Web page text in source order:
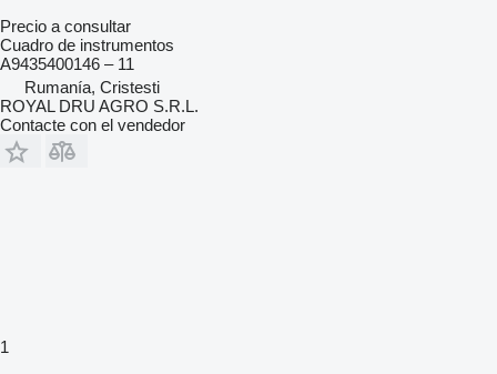
Precio a consultar
Cuadro de instrumentos
A9435400146 – 11
Rumanía, Cristesti
ROYAL DRU AGRO S.R.L.
Contacte con el vendedor
1